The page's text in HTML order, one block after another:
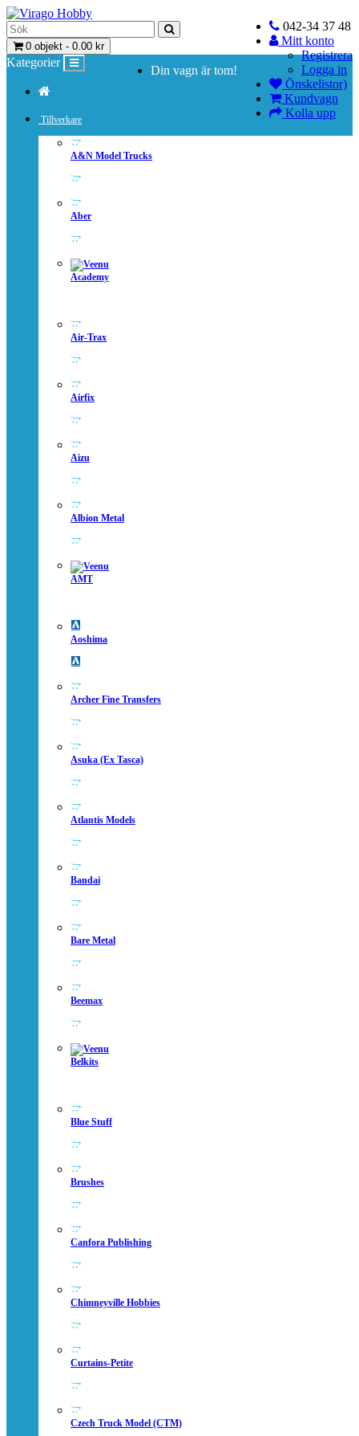
042-34 37 48
Mitt konto
Registrera
Logga in
Önskelistor)
Kundvagn
Kolla upp
0 objekt - 0.00 kr
Din vagn är tom!
Kategorier
Tillverkare
A&N Model Trucks
Aber
Academy
Air-Trax
Airfix
Aizu
Albion Metal
AMT
Aoshima
Archer Fine Transfers
Asuka (ex Tasca)
Atlantis Models
Bandai
Bare Metal
Beemax
Belkits
Blue Stuff
Brushes
Canfora Publishing
Chimneyville Hobbies
Curtains-Petite
Czech Truck Model (CTM)